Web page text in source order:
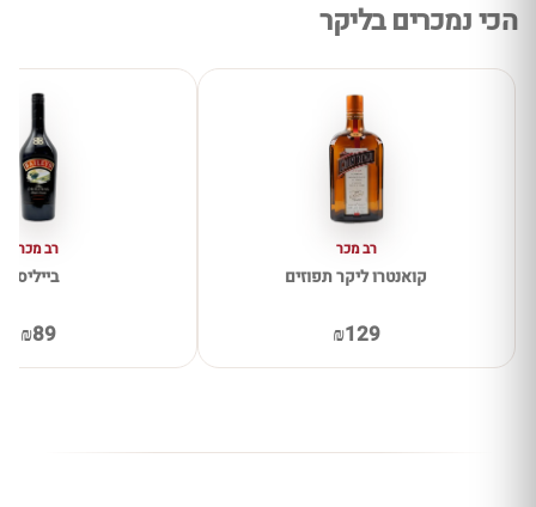
הכי נמכרים בליקר
רב מכר
קואנטרו ליקר תפוזים
₪129
רב מכר
בייליס
₪89